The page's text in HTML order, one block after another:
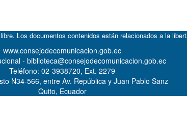
Los documentos contenidos están relacionados a la
www.consejodecomunicacion.gob.ec
- biblioteca@consejodecomunicacion.gob.ec
Teléfono: 02-3938720, Ext. 2279
N34-566, entre Av. República y Juan Pablo Sanz
Quito, Ecuador